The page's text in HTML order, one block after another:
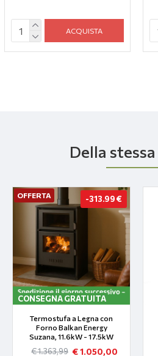
ACQUISTA
Della
OFFERTA
CONSEGNA GRATUITA
-313.99 €
Termostufa a Legna con
Forno Balkan Energy
Suzana, 11.6kW - 17.5kW
€ 1.050,00
€ 1.363,99